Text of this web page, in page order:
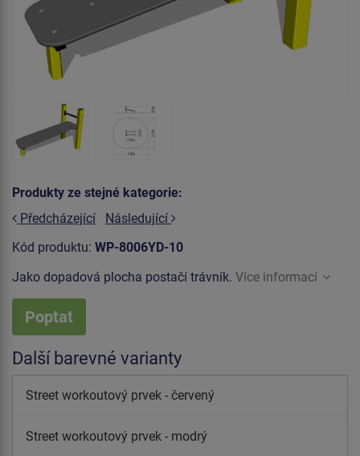
Produkty ze stejné kategorie:
Předcházející
Následující
Kód produktu: WP-8006YD-10
Jako dopadová plocha postačí trávník. Více informací
Poptat
Další barevné varianty
Street workoutový prvek - červený
Street workoutový prvek - modrý